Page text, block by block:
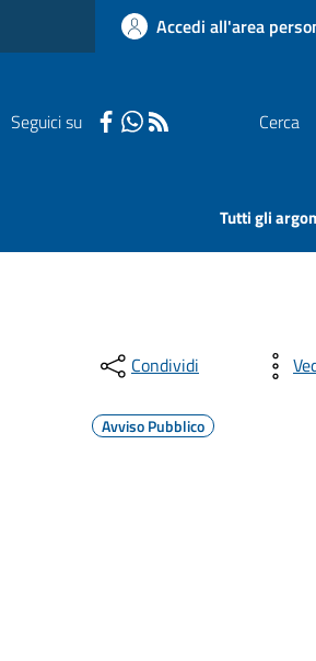
Accedi all'area
Seguici su Cerca
Tutti gli
Condividi
Avviso Pubblico